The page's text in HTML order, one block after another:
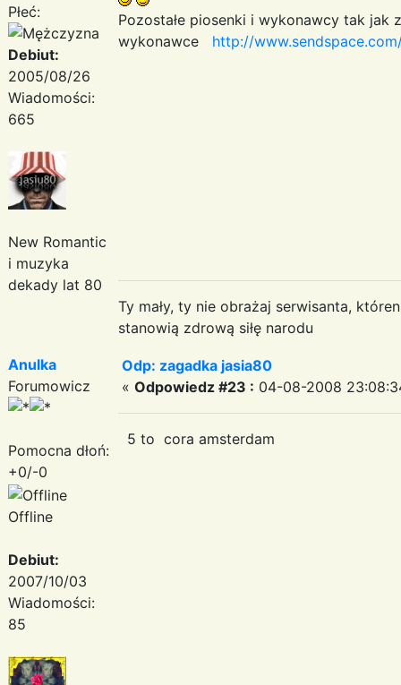
Płeć:
Debiut:
2005/08/26
Wiadomości:
665
New Romantic
i muzyka
dekady lat 80
Pozostałe piosenki i wykonawcy tak jak
wykonawce http://
Ty mały, ty nie obrażaj serwisanta,
stanowią zdrową siłę narodu
Anulka
Forumowicz
Pomocna dłoń:
+0/-0
Offline
Debiut:
2007/10/03
Wiadomości:
85
Odp: zagadka jasia80
« Odpowiedz #23 : 04-08-2008
5 to cora amsterdam